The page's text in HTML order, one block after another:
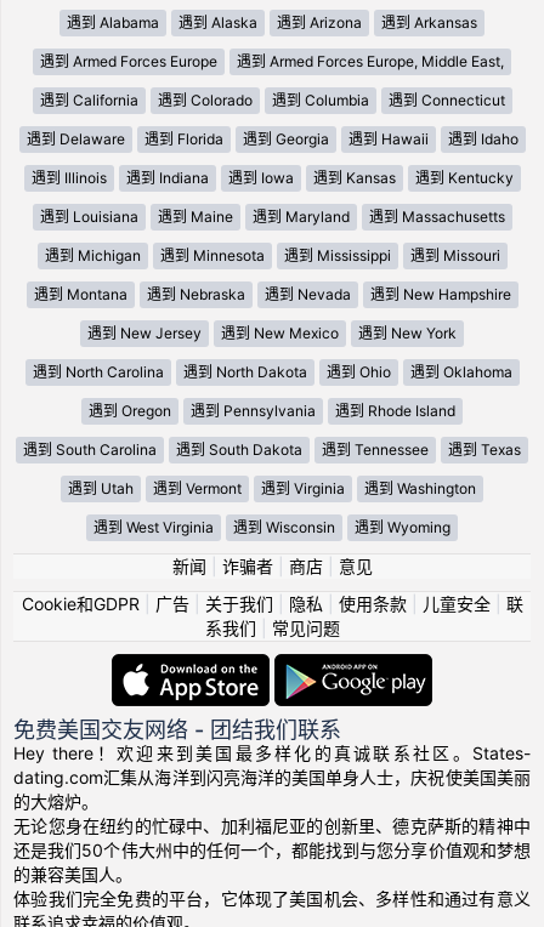
遇到 Alabama 遇到 Alaska 遇到 Arizona 遇到 Arkansas
遇到 Armed Forces Europe 遇到 Armed Forces Europe, Middle East,
遇到 California 遇到 Colorado 遇到 Columbia 遇到 Connecticut
遇到 Delaware 遇到 Florida 遇到 Georgia 遇到 Hawaii 遇到 Idaho
遇到 Illinois 遇到 Indiana 遇到 Iowa 遇到 Kansas 遇到 Kentucky
遇到 Louisiana 遇到 Maine 遇到 Maryland 遇到 Massachusetts
遇到 Michigan 遇到 Minnesota 遇到 Mississippi 遇到 Missouri
遇到 Montana 遇到 Nebraska 遇到 Nevada 遇到 New Hampshire
遇到 New Jersey 遇到 New Mexico 遇到 New York
遇到 North Carolina 遇到 North Dakota 遇到 Ohio 遇到 Oklahoma
遇到 Oregon 遇到 Pennsylvania 遇到 Rhode Island
遇到 South Carolina 遇到 South Dakota 遇到 Tennessee 遇到 Texas
遇到 Utah 遇到 Vermont 遇到 Virginia 遇到 Washington
遇到 West Virginia 遇到 Wisconsin 遇到 Wyoming
新闻 诈骗者| 商店| 意见
Cookie和GDPR
广告| 关于我们 隐私 使用条款| 儿童安全| 联
系我们
常见问题
免费美国交友网络 - 团结我们联系
Hey there！欢迎来到美国最多样化的真诚联系社区。States-
dating.com汇集从海洋到闪亮海洋的美国单身人士，庆祝使美国美丽
的大熔炉。
无论您身在纽约的忙碌中、加利福尼亚的创新里、德克萨斯的精神中
还是我们50个伟大州中的任何一个，都能找到与您分享价值观和梦想
的兼容美国人。
体验我们完全免费的平台，它体现了美国机会、多样性和通过有意义
联系追求幸福的价值观。